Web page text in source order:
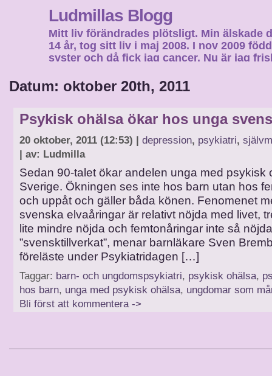
Ludmillas Blogg
Mitt liv förändrades plötsligt. Min älskade
14 år, tog sitt liv i maj 2008. I nov 2009
syster och då fick jag cancer. Nu är jag
Datum: oktober 20th, 2011
Psykisk ohälsa ökar hos unga
20 oktober, 2011 (12:53) | depression, psykiatri,
| av: Ludmilla
Sedan 90-talet ökar andelen unga med psykisk
Sverige. Ökningen ses inte hos barn utan hos
och uppåt och gäller båda könen. Fenomenet
svenska elvaåringar är relativt nöjda med livet,
lite mindre nöjda och femtonåringar inte så
”svensktillverkat”, menar barnläkare Sven
föreläste under Psykiatridagen […]
Taggar: barn- och ungdomspsykiatri, psykisk ohälsa,
hos barn, unga med psykisk ohälsa, ungdomar som
Bli först att kommentera ->